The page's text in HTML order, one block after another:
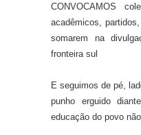
CONVOCAMOS
acadêmicos,
somarem na
fronteira sul
E seguimos de pé,
punho erguido
educação do povo